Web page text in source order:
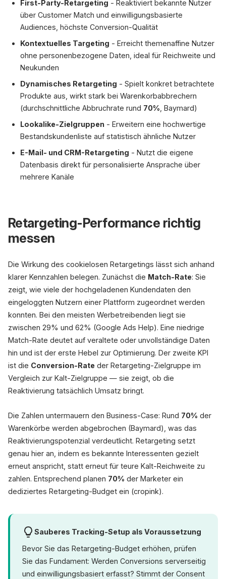
First-Party-Retargeting - Reaktiviert bekannte Nutzer
über Customer Match und einwilligungsbasierte
Audiences, höchste Conversion-Qualität
Kontextuelles Targeting - Erreicht themenaffine Nutzer
ohne personenbezogene Daten, ideal für Reichweite und
Neukunden
Dynamisches Retargeting - Spielt konkret betrachtete
Produkte aus, wirkt stark bei Warenkorbabbrechern
(durchschnittliche Abbruchrate rund 70% , Baymard)
Lookalike-Zielgruppen - Erweitern eine hochwertige
Bestandskundenliste auf statistisch ähnliche Nutzer
E-Mail- und CRM-Retargeting - Nutzt die eigene
Datenbasis direkt für personalisierte Ansprache über
mehrere Kanäle
Retargeting-Performance richtig
messen
Die Wirkung des cookielosen Retargetings lässt sich anhand
klarer Kennzahlen belegen. Zunächst die Match-Rate: Sie
zeigt, wie viele der hochgeladenen Kundendaten den
eingeloggten Nutzern einer Plattform zugeordnet werden
konnten. Bei den meisten Werbetreibenden liegt sie
zwischen 29% und 62% (Google Ads Help). Eine niedrige
Match-Rate deutet auf veraltete oder unvollständige Daten
hin und ist der erste Hebel zur Optimierung. Der zweite KPI
ist die Conversion-Rate der Retargeting-Zielgruppe im
Vergleich zur Kalt-Zielgruppe — sie zeigt, ob die
Reaktivierung tatsächlich Umsatz bringt.
Die Zahlen untermauern den Business-Case: Rund 70% der
Warenkörbe werden abgebrochen (Baymard), was das
Reaktivierungspotenzial verdeutlicht. Retargeting setzt
genau hier an, indem es bekannte Interessenten gezielt
erneut anspricht, statt erneut für teure Kalt-Reichweite zu
zahlen. Entsprechend planen 70% der Marketer ein
dediziertes Retargeting-Budget ein (cropink).
Sauberes Tracking-Setup als Voraussetzung
Bevor Sie das Retargeting-Budget erhöhen, prüfen
Sie das Fundament: Werden Conversions serverseitig
und einwilligungsbasiert erfasst? Stimmt der Consent